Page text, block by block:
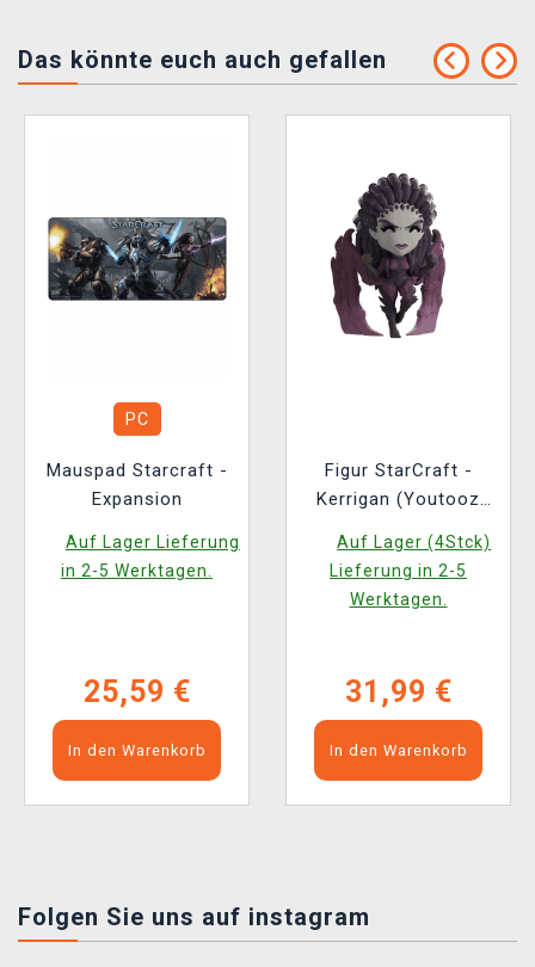
Das könnte euch auch gefallen
PC
Mauspad Starcraft -
Expansion
Auf Lager Lieferung
in 2-5 Werktagen.
25,59 €
In den Warenkorb
Figur StarCraft -
Kerrigan (Youtooz
Auf Lager (4Stck)
Lieferung in 2-5
Werktagen.
31,99 €
In den Warenkorb
Folgen Sie uns auf instagram